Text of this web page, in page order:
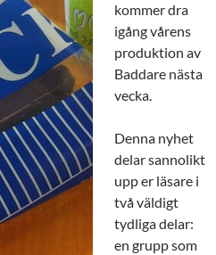
kommer dra
igång vårens
produktion av
Baddare nästa
vecka.
Denna nyhet
delar sannolikt
upp er läsare i
två väldigt
tydliga delar:
en grupp som